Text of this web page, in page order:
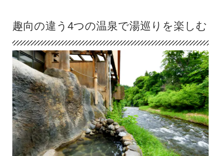
趣向の違う4つの温泉で湯巡りを楽しむ